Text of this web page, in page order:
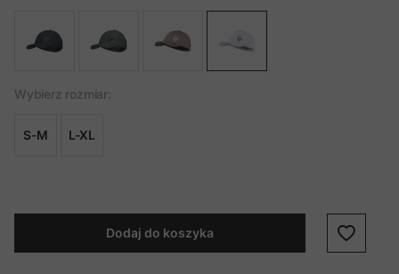
Wybierz rozmiar:
S-M L-XL
Dodaj do koszyka